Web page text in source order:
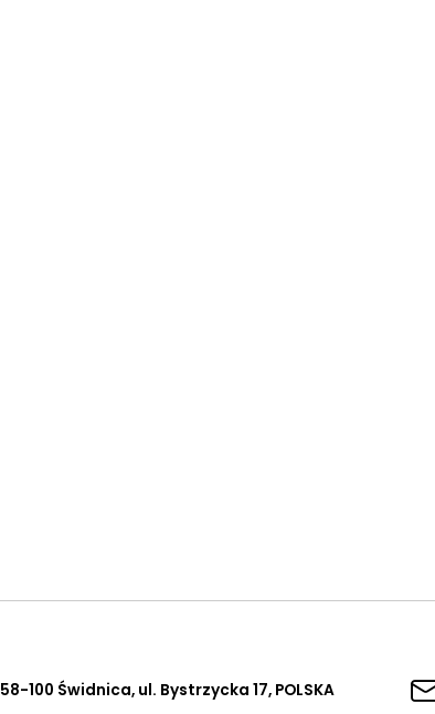
58-100 Świdnica, ul. Bystrzycka 17, POLSKA